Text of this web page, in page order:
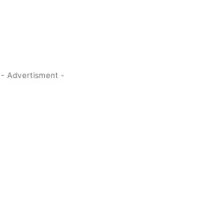
- Advertisment -